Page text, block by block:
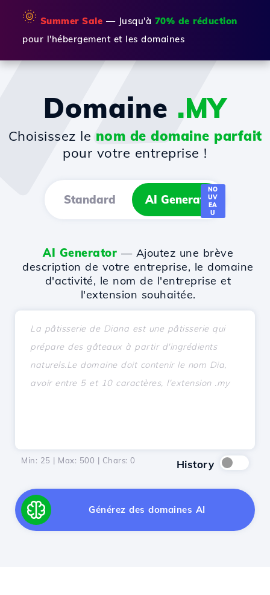
🌞 Summer Sale — Jusqu'à 70% de réduction
pour l'hébergement et les domaines
Domaine .MY
Choisissez le nom de domaine parfait
pour votre entreprise !
Standard AI Generator
NO
UV
EA
U
AI Generator — Ajoutez une brève
description de votre entreprise, le domaine
d'activité, le nom de l'entreprise et
l'extension souhaitée.
Min: 25 | Max: 500 | Chars: 0 History
Générez des domaines AI